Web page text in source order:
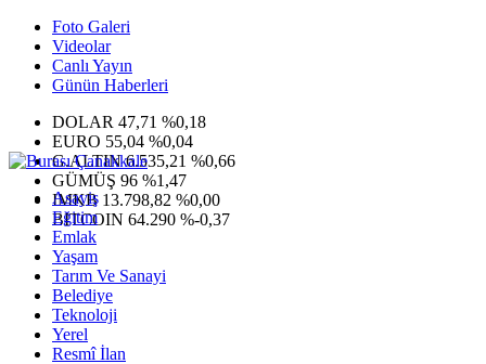
Foto Galeri
Videolar
Canlı Yayın
Günün Haberleri
DOLAR 47,71 %0,18
EURO 55,04 %0,04
G.ALTIN6.535,21 %0,66
GÜMÜŞ 96 %1,47
IMKB 13.798,82 %0,00
BITCOIN 64.290 %-0,37
Asayiş
Eğitim
Emlak
Yaşam
Tarım Ve Sanayi
Belediye
Teknoloji
Yerel
Resmî İlan